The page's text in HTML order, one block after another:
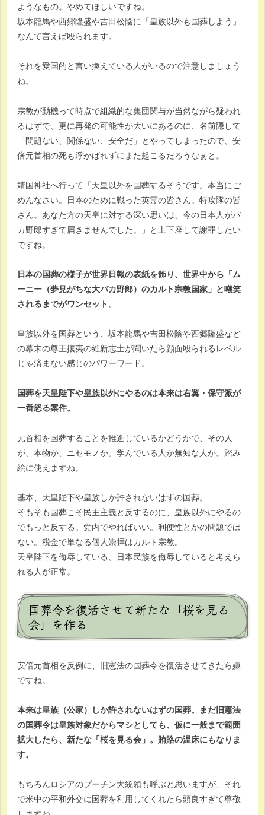
ようなもの。やめてほしいですね。
坂本龍馬や西郷隆盛や吉田松陰に「皇族以外も国葬しよう」
なんて言えば殴られます。
それを愛国的と言い換えている人がいるので注意しましょう
ね。
宗教が動機って時点で組織的な集団関与が当然ながら疑われ
るはずで、更に再発の可能性が大いにあるのに、名前隠して
「問題ない、関係ない、安全だ」とやってしまったので、安
倍元首相の死も浮かばれずにまた起こるだろうなぁと。
靖国神社へ行って「天皇以外を国葬するそうです。本当にご
めんなさい。日本のために戦った英霊の皆さん。特攻隊の皆
さん。あなた方の天皇に対する深い思いは、今の日本人がバ
カ野郎すぎて届きませんでした。」と土下座して謝罪したい
ですね。
日本の国葬の様子が世界日報の表紙を飾り、世界中から「ム
ーニー（夢見がちな大バカ野郎）のカルト宗教国家」と嘲笑
されるまでがワンセット。
皇族以外を国葬という、坂本龍馬や吉田松陰や西郷隆盛など
の幕末の尊王攘夷の維新志士が聞いたら顔面殴られるレベル
じゃ済まない感じのパワーワード。
国葬を天皇陛下や皇族以外にやるのは本来は右翼・保守派が
一番怒る案件。
元首相を国葬することを推進しているかどうかで、その人
が、本物か、ニセモノか。学んでいる人か無知な人か。踏み
絵に使えますね。
基本、天皇陛下や皇族しか許されないはずの国葬。
そもそも国葬こそ民主主義と反するのに、皇族以外にやるの
でもっと反する。党内でやればいい。利便性とかの問題では
ない。税金で単なる個人崇拝はカルト宗教。
天皇陛下を侮辱している、日本民族を侮辱していると考えら
れる人が正常。
国葬令を復活させて新たな「桜を見る
会」を作る
安倍元首相を反例に、旧憲法の国葬令を復活させてきたら嫌
ですね。
本来は皇族（公家）しか許されないはずの国葬。まだ旧憲法
の国葬令は皇族対象だからマシとしても、仮に一般まで範囲
拡大したら、新たな「桜を見る会」。賄賂の温床にもなりま
す。
もちろんロシアのプーチン大統領も呼ぶと思いますが、それ
で米中の平和外交に国葬を利用してくれたら頭良すぎて尊敬